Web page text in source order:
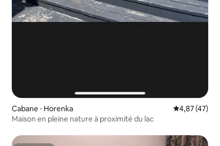
Cabane ⋅ Horenka Évaluation
4,87 (47)
Maison en pleine nature à proximité du lac